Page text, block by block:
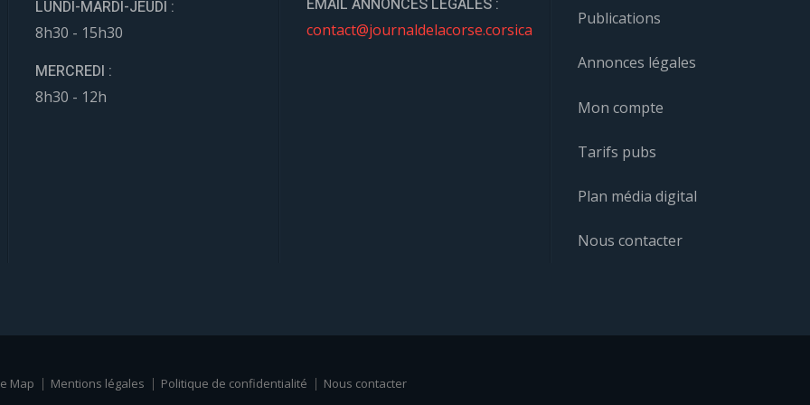
LUNDI-MARDI-JEUDI :
8h30 - 15h30
MERCREDI :
8h30 - 12h
EMAIL ANNONCES LÉGALES :
contact@journaldelacorse.corsica
Publications
Annonces légales
Mon compte
Tarifs pubs
Plan média digital
Nous contacter
Map Mentions légales Politique de confidentialité
Nous contacter